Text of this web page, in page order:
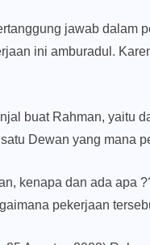
jawab dalam
ini amburadul.
buat Rahman, yaitu
Dewan yang mana
kenapa dan ada apa
pekerjaan